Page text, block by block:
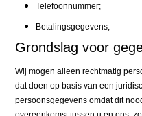
Telefoonnummer;
Betalingsgegevens;
Grondslag voor
Wij mogen alleen rechtmatig
dat doen op basis van een
persoonsgegevens omdat dit